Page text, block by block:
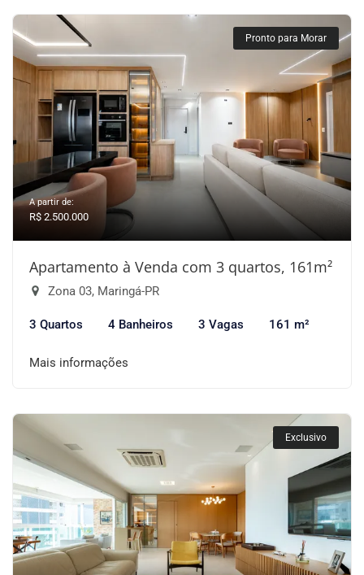
Pronto para Morar
A partir de:
R$ 2.500.000
Apartamento à Venda com 3 quartos, 161m²
Zona 03, Maringá-PR
3 Quartos 4 Banheiros 3 Vagas 161 m²
Mais informações
Exclusivo